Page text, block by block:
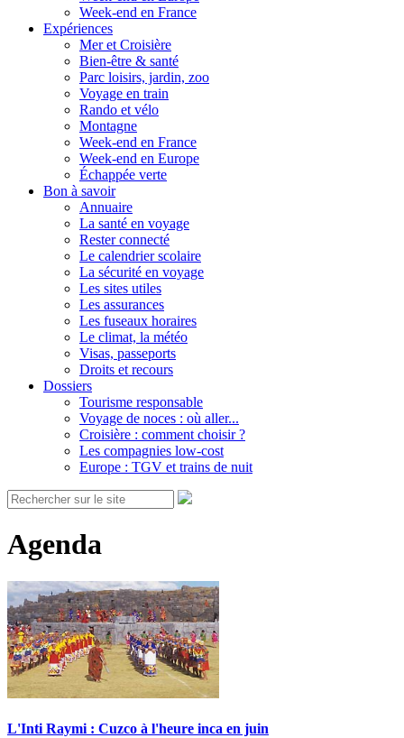
Week-end en France
Expériences
Mer et Croisière
Bien-être & santé
Parc loisirs, jardin, zoo
Voyage en train
Rando et vélo
Montagne
Week-end en France
Week-end en Europe
Échappée verte
Bon à savoir
Annuaire
La santé en voyage
Rester connecté
Le calendrier scolaire
La sécurité en voyage
Les sites utiles
Les assurances
Les fuseaux horaires
Le climat, la météo
Visas, passeports
Droits et recours
Dossiers
Tourisme responsable
Voyage de noces : où aller...
Croisière : comment choisir ?
Les compagnies low-cost
Europe : TGV et trains de nuit
Agenda
L'Inti Raymi : Cuzco à l'heure inca en juin